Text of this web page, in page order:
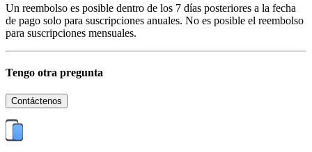
Un reembolso es posible dentro de los 7 días posteriores a la fecha
de pago solo para suscripciones anuales. No es posible el reembolso
para suscripciones mensuales.
Tengo otra pregunta
Contáctenos